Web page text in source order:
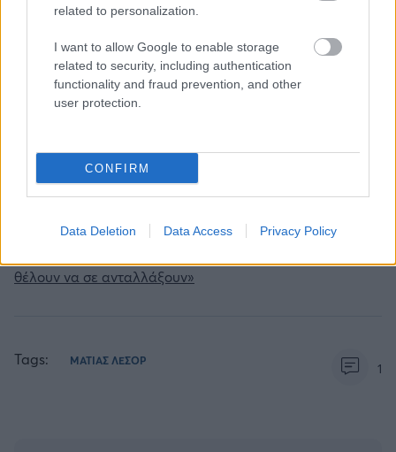
related to personalization.
I want to allow Google to enable storage
related to security, including authentication
functionality and fraud prevention, and other
user protection.
CONFIRM
Data Deletion Data Access Privacy Policy
εβδομάδας μέσα από το υπερπλήρες Πρόγραμμα TV του
ΔΙΑΒΑΣΕ ΑΚΟΜΗ:
Φρανσίσκο, τα καλύτερα του με τη Ζάλγκιρις (vid)
Το καλοκαίρι του Χέιζ-Ντέιβις σε ένα βίντεο:
«Περπάτησα παντού εκτός από το νερό»
θέλουν να σε ανταλλάξουν»
Tags: ΜΑΤΙΑΣ ΛΕΣΟΡ 1